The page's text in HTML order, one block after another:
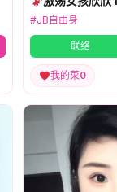
#JB自由身
联络
我的菜0